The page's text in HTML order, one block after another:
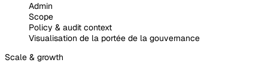
Admin
Scope
Policy & audit context
Visualisation de la portée de la gouvernance
Scale & growth